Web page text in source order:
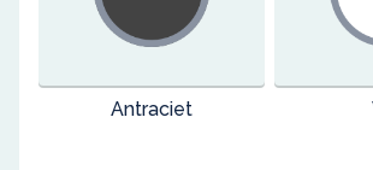
Antraciet